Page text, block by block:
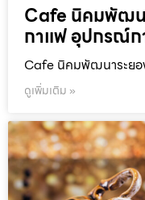
Cafe นิคมพัฒน
กาแฟ อุปกรณ์ก
Cafe นิคมพัฒนาระยอ
ดูเพิ่มเติม »